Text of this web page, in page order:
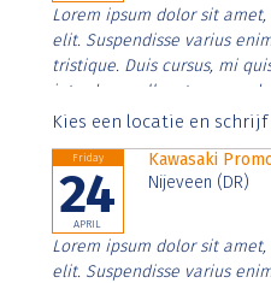
Lorem ipsum dolor sit
elit. Suspendisse varius
tristique. Duis cursus, mi
interdum nulla, ut
Aenean faucibus nibh et
Kies een locatie en
Friday
24
APRIL
Kawasaki
Nijeveen (DR)
Lorem ipsum dolor sit
elit. Suspendisse varius